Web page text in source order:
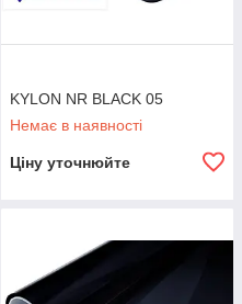
KYLON NR BLACK 05
Немає в наявності
Ціну уточнюйте